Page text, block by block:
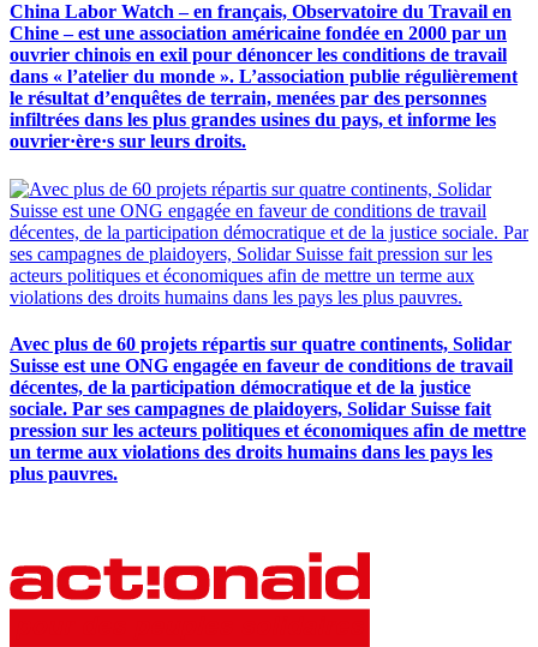
China Labor Watch – en français, Observatoire du Travail en
Chine – est une association américaine fondée en 2000 par un
ouvrier chinois en exil pour dénoncer les conditions de travail
dans « l’atelier du monde ». L’association publie régulièrement
le résultat d’enquêtes de terrain, menées par des personnes
infiltrées dans les plus grandes usines du pays, et informe les
ouvrier·ère·s sur leurs droits.
Avec plus de 60 projets répartis sur quatre continents, Solidar
Suisse est une ONG engagée en faveur de conditions de travail
décentes, de la participation démocratique et de la justice
sociale. Par ses campagnes de plaidoyers, Solidar Suisse fait
pression sur les acteurs politiques et économiques afin de mettre
un terme aux violations des droits humains dans les pays les
plus pauvres.